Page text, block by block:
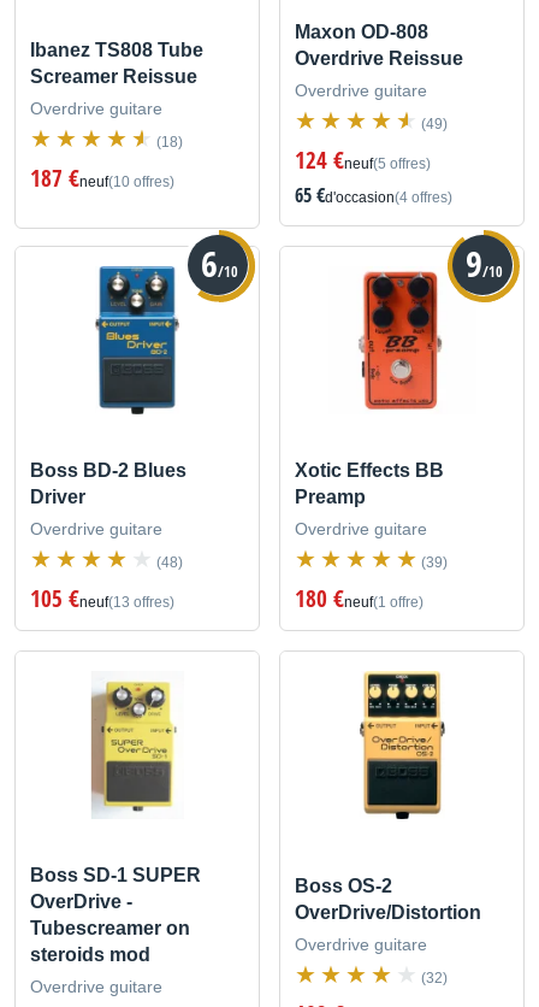
Ibanez TS808 Tube
Screamer Reissue
Overdrive guitare
(18)
187 €neuf(10 offres)
Maxon OD-808
Overdrive Reissue
Overdrive guitare
(49)
124 €neuf(5 offres)
65 €d'occasion(4 offres)
6/10
Boss BD-2 Blues
Driver
Overdrive guitare
(48)
105 €neuf(13 offres)
9/10
Xotic Effects BB
Preamp
Overdrive guitare
(39)
180 €neuf(1 offre)
Boss SD-1 SUPER
OverDrive -
Tubescreamer on
steroids mod
Overdrive guitare
Boss OS-2
OverDrive/Distortion
Overdrive guitare
(32)